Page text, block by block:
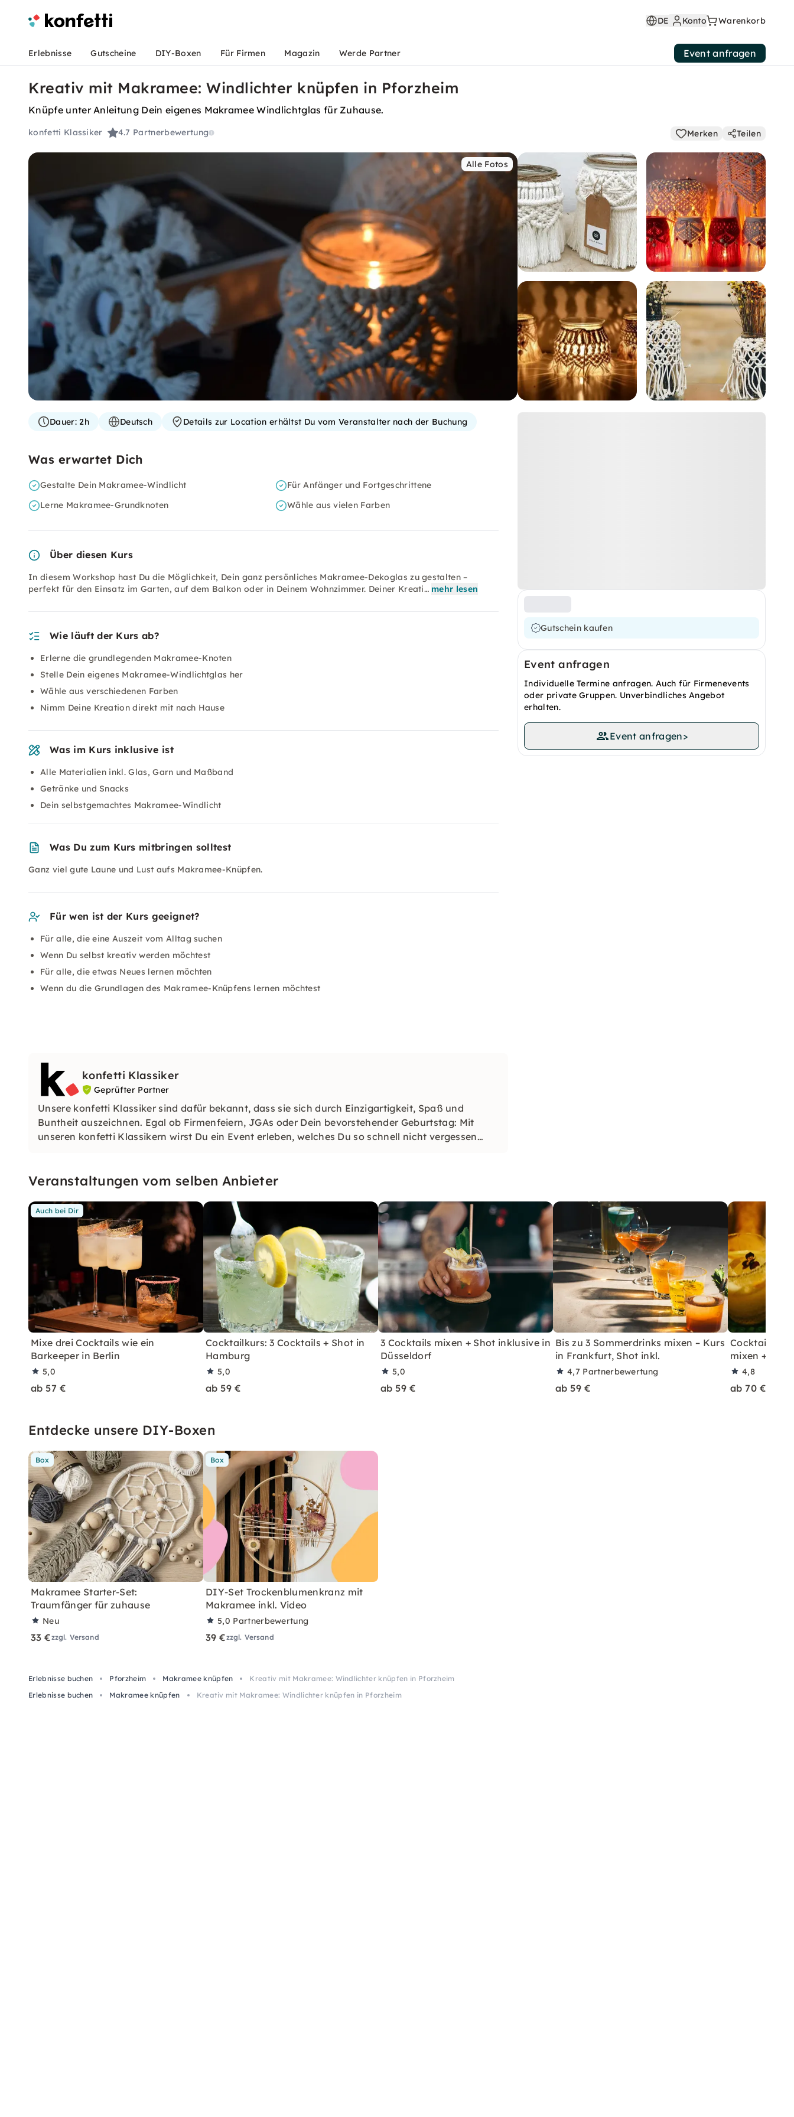
DE Konto Warenkorb
Erlebnisse Gutscheine DIY-Boxen Für Firmen Magazin Werde Partner Event anfragen
Kreativ mit Makramee: Windlichter knüpfen in Pforzheim
Knüpfe unter Anleitung Dein eigenes Makramee Windlichtglas für Zuhause.
konfetti Klassiker 4.7 Partnerbewertung Merken Teilen
Alle Fotos
Gutschein kaufen
Event anfragen
Individuelle Termine anfragen. Auch für Firmenevents
oder private Gruppen. Unverbindliches Angebot
erhalten.
Event anfragen>
Dauer:2h Deutsch Details zur Location erhältst Du vom Veranstalter nach der Buchung
Was erwartet Dich
Gestalte Dein Makramee-Windlicht
Für Anfänger und Fortgeschrittene
Lerne Makramee-Grundknoten
Wähle aus vielen Farben
Über diesen Kurs
In diesem Workshop hast Du die Möglichkeit, Dein ganz persönliches Makramee-Dekoglas zu gestalten –
perfekt für den Einsatz im Garten, auf dem Balkon oder in Deinem Wohnzimmer. Deiner Kreati… mehr lesen
Wie läuft der Kurs ab?
Erlerne die grundlegenden Makramee-Knoten
Stelle Dein eigenes Makramee-Windlichtglas her
Wähle aus verschiedenen Farben
Nimm Deine Kreation direkt mit nach Hause
Was im Kurs inklusive ist
Alle Materialien inkl. Glas, Garn und Maßband
Getränke und Snacks
Dein selbstgemachtes Makramee-Windlicht
Was Du zum Kurs mitbringen solltest
Ganz viel gute Laune und Lust aufs Makramee-Knüpfen.
Für wen ist der Kurs geeignet?
Für alle, die eine Auszeit vom Alltag suchen
Wenn Du selbst kreativ werden möchtest
Für alle, die etwas Neues lernen möchten
Wenn du die Grundlagen des Makramee-Knüpfens lernen möchtest
konfetti Klassiker
Geprüfter Partner
Unsere konfetti Klassiker sind dafür bekannt, dass sie sich durch Einzigartigkeit, Spaß und
Buntheit auszeichnen. Egal ob Firmenfeiern, JGAs oder Dein bevorstehender Geburtstag: Mit
unseren konfetti Klassikern wirst Du ein Event erleben, welches Du so schnell nicht vergessen
Veranstaltungen vom selben Anbieter
Auch bei Dir
Mixe drei Cocktails wie ein
Barkeeper in Berlin
5,0
ab 57 €
Cocktailkurs: 3 Cocktails + Shot in
Hamburg
5,0
ab 59 €
3 Cocktails mixen + Shot inklusive in
Düsseldorf
5,0
ab 59 €
Bis zu 3 Sommerdrinks mixen – Kurs
in Frankfurt, Shot inkl.
4,7 Partnerbewertung
ab 59 €
Cocktailkurs:
mixen +
4,8
ab 70 €
Entdecke unsere DIY-Boxen
Box
Makramee Starter-Set:
Traumfänger für zuhause
Neu
33 €zzgl. Versand
Box
DIY-Set Trockenblumenkranz mit
Makramee inkl. Video
5,0 Partnerbewertung
39 €zzgl. Versand
Erlebnisse buchen Pforzheim Makramee knüpfen
Kreativ mit Makramee: Windlichter knüpfen in Pforzheim
Erlebnisse buchen
Makramee knüpfen Kreativ mit Makramee: Windlichter knüpfen in Pforzheim